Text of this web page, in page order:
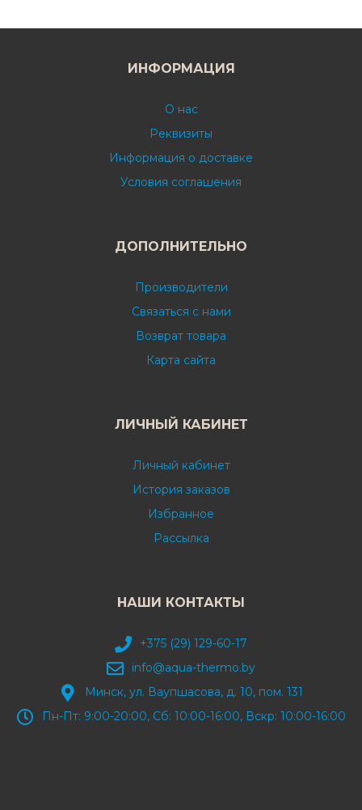
ИНФОРМАЦИЯ
О нас
Реквизиты
Информация о доставке
Условия соглашения
ДОПОЛНИТЕЛЬНО
Производители
Связаться с нами
Возврат товара
Карта сайта
ЛИЧНЫЙ КАБИНЕТ
Личный кабинет
История заказов
Избранное
Рассылка
НАШИ КОНТАКТЫ
+375 (29) 129-60-17
info@aqua-thermo.by
Минск, ул. Ваупшасова, д. 10, пом. 131
Пн-Пт: 9:00-20:00, Сб: 10:00-16:00, Вскр: 10:00-16:00